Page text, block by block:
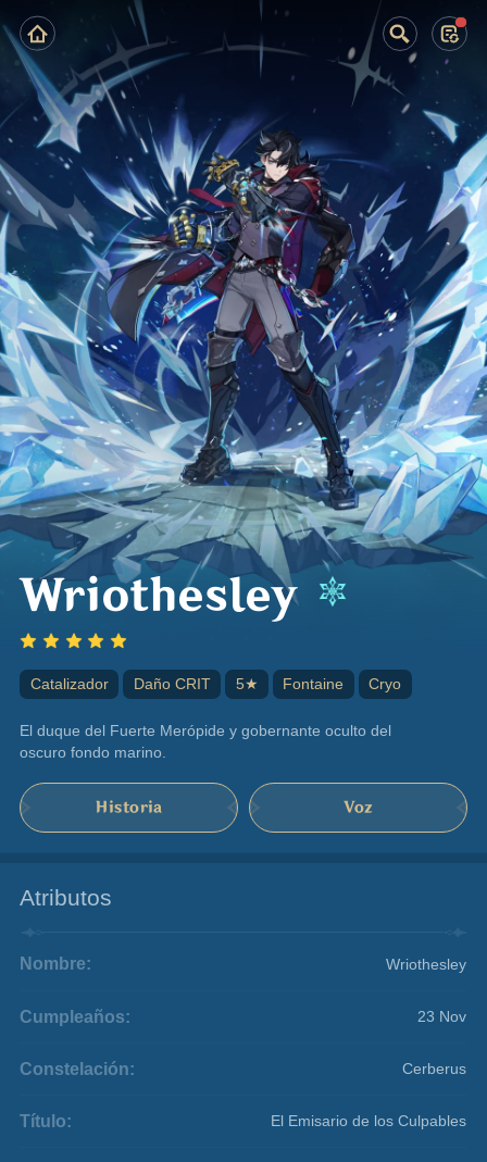
Wriothesley
Catalizador Daño CRIT 5★ Fontaine Cryo
El duque del Fuerte Merópide y gobernante oculto del
oscuro fondo marino.
Historia Voz
Atributos
Nombre: Wriothesley
Cumpleaños: 23 Nov
Constelación: Cerberus
Título: El Emisario de los Culpables